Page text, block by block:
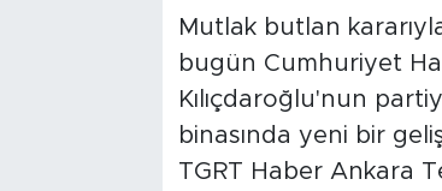
Mutlak butlan
bugün Cumhuriyet
Kılıçdaroğlu'nun
binasında yeni bir
TGRT Haber Ankara